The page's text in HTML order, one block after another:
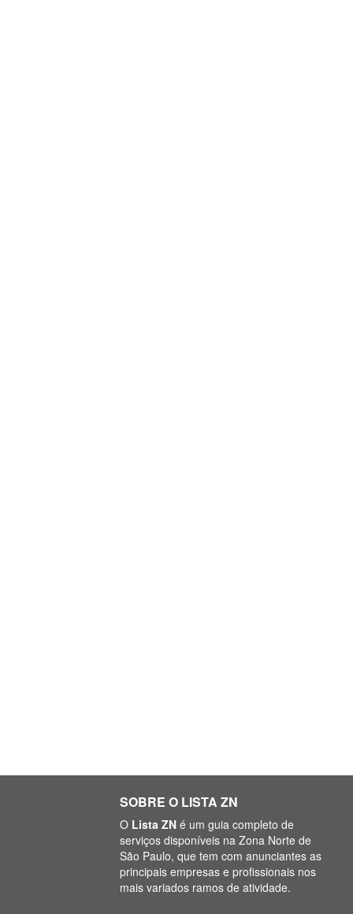
SOBRE O LISTA ZN
O Lista ZNé um guia completo de
serviços disponíveis na Zona Norte de
São Paulo, que tem com anunciantes as
principais empresas e profissionais nos
mais variados ramos de atividade.